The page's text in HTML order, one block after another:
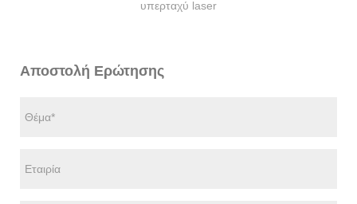
υπερταχύ laser
Αποστολή Ερώτησης